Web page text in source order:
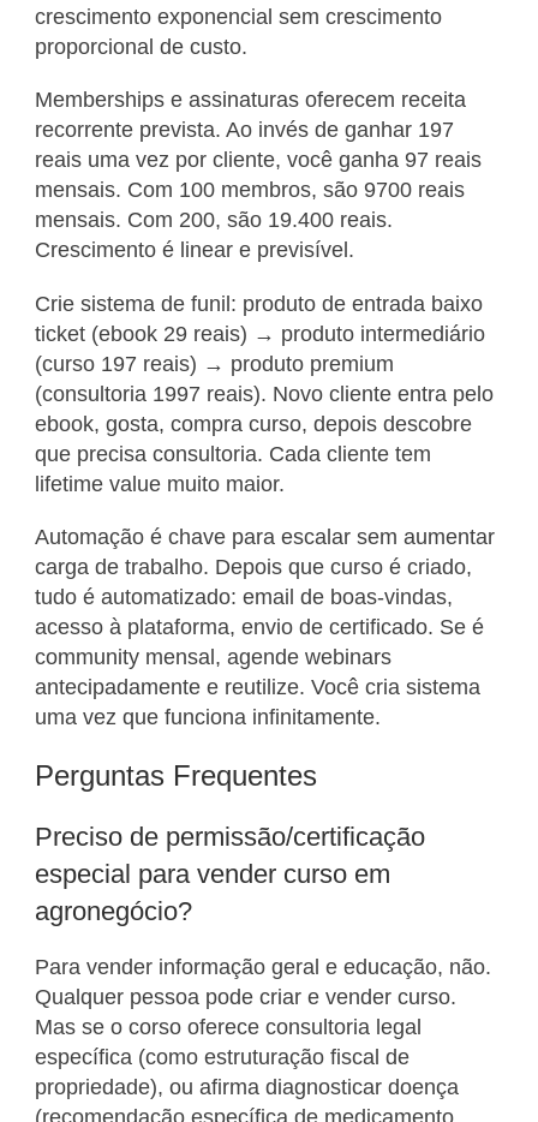
crescimento exponencial sem crescimento
proporcional de custo.
Memberships e assinaturas oferecem receita
recorrente prevista. Ao invés de ganhar 197
reais uma vez por cliente, você ganha 97 reais
mensais. Com 100 membros, são 9700 reais
mensais. Com 200, são 19.400 reais.
Crescimento é linear e previsível.
Crie sistema de funil: produto de entrada baixo
ticket (ebook 29 reais) → produto intermediário
(curso 197 reais) → produto premium
(consultoria 1997 reais). Novo cliente entra pelo
ebook, gosta, compra curso, depois descobre
que precisa consultoria. Cada cliente tem
lifetime value muito maior.
Automação é chave para escalar sem aumentar
carga de trabalho. Depois que curso é criado,
tudo é automatizado: email de boas-vindas,
acesso à plataforma, envio de certificado. Se é
community mensal, agende webinars
antecipadamente e reutilize. Você cria sistema
uma vez que funciona infinitamente.
Perguntas Frequentes
Preciso de permissão/certificação
especial para vender curso em
agronegócio?
Para vender informação geral e educação, não.
Qualquer pessoa pode criar e vender curso.
Mas se o corso oferece consultoria legal
específica (como estruturação fiscal de
propriedade), ou afirma diagnosticar doença